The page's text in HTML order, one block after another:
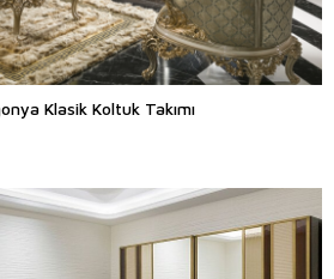
Klasik Koltuk Takımı